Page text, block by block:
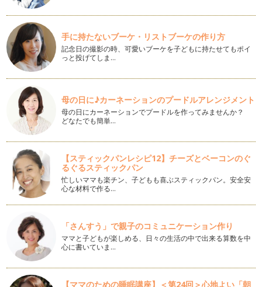
カモミールのティーマット
こんにちは。立春が過ぎて少しずつ春の気配が感じられるよう
になってきましたね。 あと…
簡単♪髪飾り
年が明けて、少しずつですが、なんとなく春を意識しはじめま
したね♪ まだまだ寒い毎日ですが、…
コラージュの小物入れ
２０１３年が明けました。今年のお正月は、いかがおすごしで
したでしょうか？ ご縁があ…
雪の結晶のクリスマス作品のトールペイント
１２月になって、街はクリスマス１色ですね。なんだか、１年
で一番、心躍る季節でもあります。 …
チビハートのクリスマス飾り
朝晩がぐっと冷え込み、寒い寒い季節の到来ですね。でも、ト
ールペイントの世界では１年で一番盛…
スノーマンクリスマス
街では、クリスマスの飾りつけが始まりました。街の中をよく
見ていると、色の使い方や、お花や作…
レースペーパーを使ったバスケット♪
手に持たないブーケ・リストブーケの作り方
記念日の撮影の時、可愛いブーケを子どもに持たせてもポイ
っと投げてしま…
母の日に♪カーネーションのプードルアレンジメント
母の日にカーネーションでプードルを作ってみませんか？
どなたでも簡単…
【スティックパンレシピ12】チーズとベーコンのぐ
るぐるスティックパン
忙しいママも楽チン、子どもも喜ぶスティックパン。安全安
心な材料で作る…
「さんすう」で親子のコミュニケーション作り
ママと子どもが楽しめる、日々の生活の中で出来る算数を中
心に書いていま…
【ママのための睡眠講座】＜第24回＞心地よい「朝